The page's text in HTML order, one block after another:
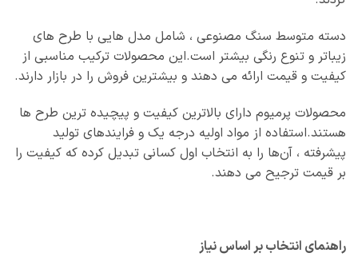
دسته متوسط سنگ مصنوعی ، شامل مدل‌ هایی با طرح‌ های
زیباتر و تنوع رنگی بیشتر است.این محصولات ترکیب مناسبی از
کیفیت و قیمت ارائه می‌ دهند و بیشترین فروش را در بازار دارند.
محصولات پرمیوم دارای بالاترین کیفیت و پیچیده‌ ترین طرح‌ ها
هستند.استفاده از مواد اولیه درجه یک و فرایندهای تولید
پیشرفته ، آن‌ها را به انتخاب اول کسانی تبدیل کرده که کیفیت را
بر قیمت ترجیح می‌ دهند.
راهنمای انتخاب بر اساس نیاز